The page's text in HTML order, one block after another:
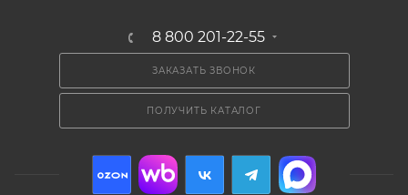
8 800 201-22-55
ЗАКАЗАТЬ ЗВОНОК
ПОЛУЧИТЬ КАТАЛОГ